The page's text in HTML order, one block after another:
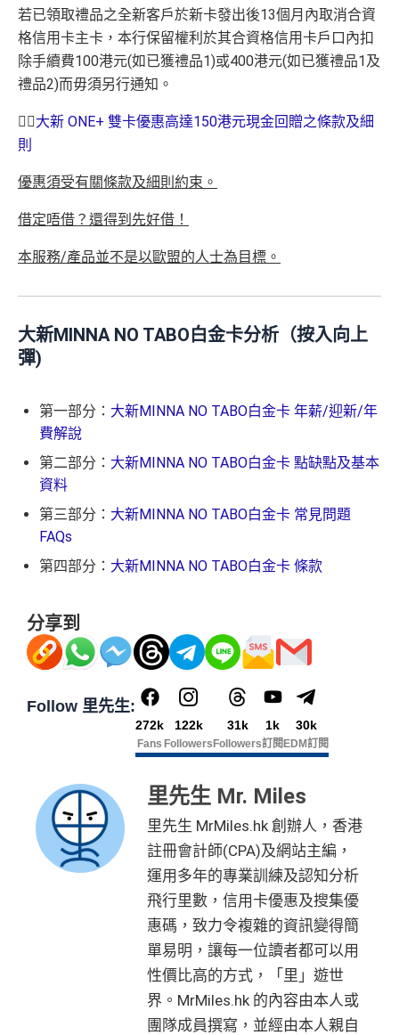
若已領取禮品之全新客戶於新卡發出後13個月內取消合資
格信用卡主卡，本行保留權利於其合資格信用卡戶口內扣
除手續費100港元(如已獲禮品1)或400港元(如已獲禮品1及
禮品2)而毋須另行通知。
👉🏻大新 ONE+ 雙卡優惠高達150港元現金回贈之條款及細
則
優惠須受有關條款及細則約束。
借定唔借？還得到先好借！
本服務/產品並不是以歐盟的人士為目標。
大新MINNA NO TABO白金卡分析（按入向上
彈)
第一部分： 大新MINNA NO TABO白金卡 年薪/迎新/年
費解說
第二部分： 大新MINNA NO TABO白金卡 點缺點及基本
資料
第三部分： 大新MINNA NO TABO白金卡 常見問題
FAQs
第四部分： 大新MINNA NO TABO白金卡 條款
分享到
Follow 里先生:
272k
Fans
122k
Followers
31k
Followers
1k
訂閱
30k
EDM訂閱
里先生 Mr. Miles
里先生 MrMiles.hk 創辦人，香港
註冊會計師(CPA)及網站主編，
運用多年的專業訓練及認知分析
飛行里數，信用卡優惠及搜集優
惠碼，致力令複雜的資訊變得簡
單易明，讓每一位讀者都可以用
性價比高的方式，「里」遊世
界。MrMiles.hk 的內容由本人或
團隊成員撰寫，並經由本人親自